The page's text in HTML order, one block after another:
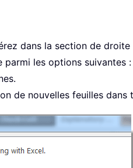
dans la section de
parmi les options suivantes :
de nouvelles feuilles